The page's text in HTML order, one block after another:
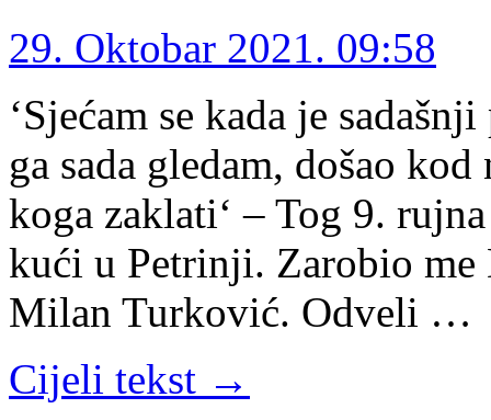
29. Oktobar 2021. 09:58
‘Sjećam se kada je
ga sada gledam, došao
koga zaklati‘ – Tog 9.
kući u Petrinji. Zarobio
Milan Turković. Odveli …
Cijeli tekst →